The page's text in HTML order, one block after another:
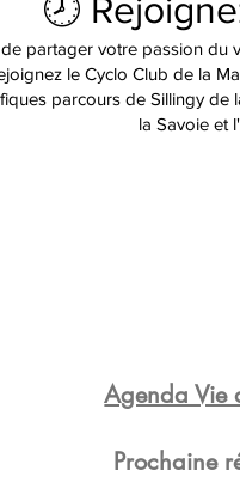
🕗
de partager votre passion du
le Cyclo Club de la
parcours de Sillingy de
la Savoie et
Agenda Vie
Prochaine